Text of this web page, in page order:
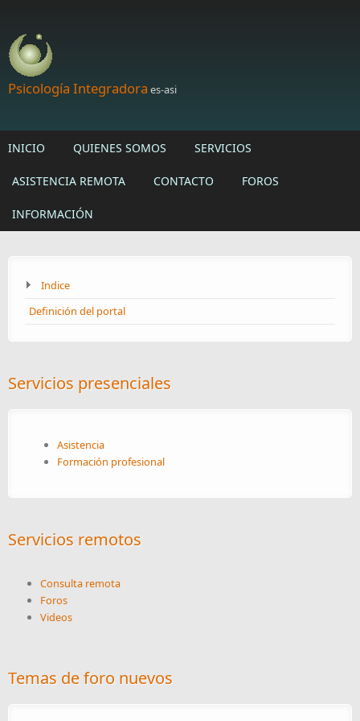
Psicología Integradora es-asi
INICIO QUIENES SOMOS SERVICIOS
ASISTENCIA REMOTA CONTACTO FOROS
INFORMACIÓN
Indice
Definición del portal
Servicios presenciales
Asistencia
Formación profesional
Servicios remotos
Consulta remota
Foros
Videos
Temas de foro nuevos